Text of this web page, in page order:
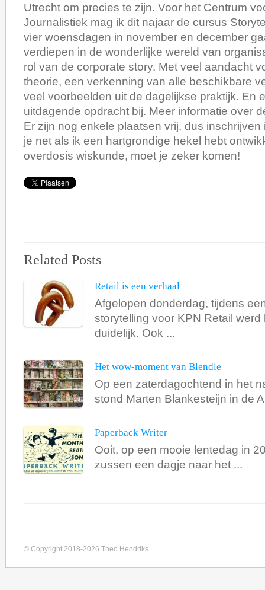
Utrecht om precies te zijn. Voor het Centrum
Journalistiek mag ik dit najaar de cursus
vier woensdagen in november en december
verdiepen in de wonderlijke wereld van
rol van de corporate story. Met veel aandacht
theorie, een verkenning van alle beschikbare
veel voorbeelden uit de dagelijkse praktijk. En
uitdagende opdracht bij. Meer informatie over
Er zijn nog enkele plaatsen vrij, dus inschrijven
je net als ik een hartgrondige hekel hebt
overdosis wiskunde, moet je zeker komen!
Related Posts
Retail is een verhaal
Afgelopen donderdag, tijdens
storytelling voor KPN Retail werd
duidelijk. Ook ...
Het wow-moment van Blendle
Op een zaterdagochtend in het
stond Marten Blankesteijn in de
Paperback Writer
Ooit, op een mooie lentedag in
zussen een dagje naar het ...
© Copyright 2018-2026 Theo Hendriks